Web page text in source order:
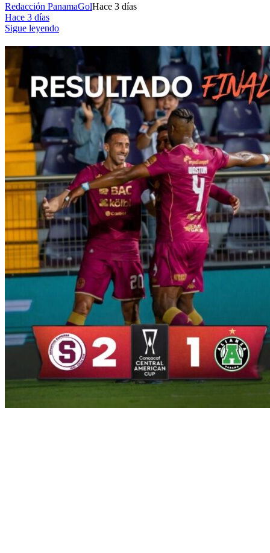
Redacción PanamaGolHace 3 días
Hace 3 días
Sigue leyendo